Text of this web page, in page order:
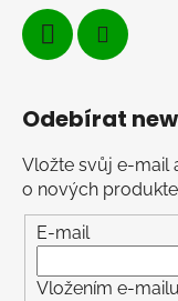
Odebírat
Vložte svůj e-mail
o nových
E-mail
Vložením e-